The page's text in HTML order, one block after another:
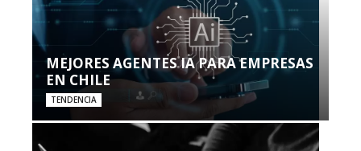
MEJORES AGENTES IA PARA EMPRESAS
EN CHILE
TENDENCIA